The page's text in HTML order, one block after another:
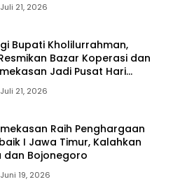
Juli 21, 2026
Bupati Kholilurrahman,
Bazar Koperasi dan
Jadi Pusat Hari
2026
Juli 21, 2026
Raih Penghargaan
I Jawa Timur, Kalahkan
dan Bojonegoro
Juni 19, 2026